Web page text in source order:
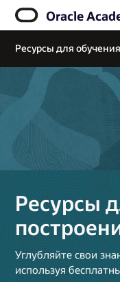
Oracle
Ресурсы
Углубляйте свои
используя
Ресурсы для